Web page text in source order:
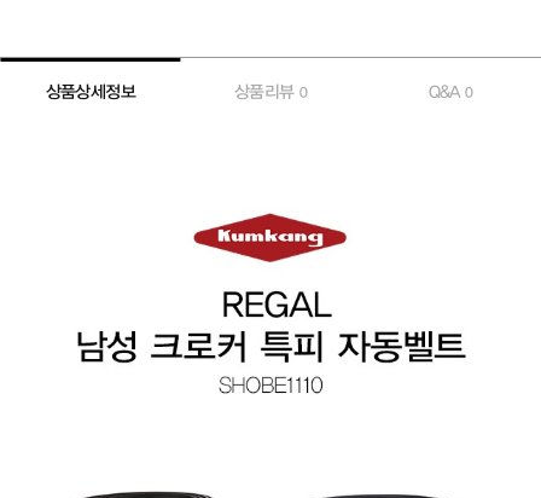
상품상세정보 상품리뷰 0 Q&A0